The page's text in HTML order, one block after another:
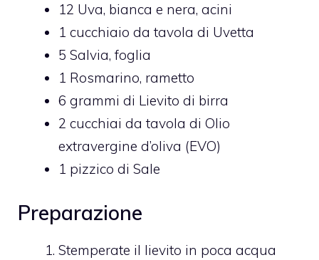
12 Uva, bianca e nera, acini
1 cucchiaio da tavola di Uvetta
5 Salvia, foglia
1 Rosmarino, rametto
6 grammi di Lievito di birra
2 cucchiai da tavola di Olio
extravergine d’oliva (EVO)
1 pizzico di Sale
Preparazione
Stemperate il lievito in poca acqua